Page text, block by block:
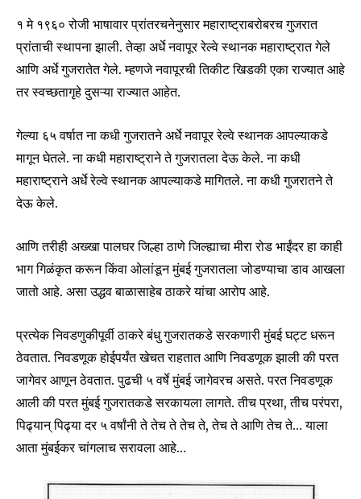
१ मे १९६० रोजी भाषावार प्रांतरचनेनुसार महाराष्ट्राबरोबरच गुजरात
प्रांताची स्थापना झाली. तेव्हा अर्धे नवापूर रेल्वे स्थानक महाराष्ट्रात गेले
आणि अर्धे गुजरातेत गेले. म्हणजे नवापूरची तिकीट खिडकी एका राज्यात आहे
तर स्वच्छतागृहे दुसऱ्या राज्यात आहेत.
गेल्या ६५ वर्षात ना कधी गुजरातने अर्धे नवापूर रेल्वे स्थानक आपल्याकडे
मागून घेतले. ना कधी महाराष्ट्राने ते गुजरातला देऊ केले. ना कधी
महाराष्ट्राने अर्धे रेल्वे स्थानक आपल्याकडे मागितले. ना कधी गुजरातने ते
देऊ केले.
आणि तरीही अख्खा पालघर जिल्हा ठाणे जिल्ह्याचा मीरा रोड भाईंदर हा काही
भाग गिळंकृत करून किंवा ओलांडून मुंबई गुजरातला जोडण्याचा डाव आखला
जातो आहे. असा उद्धव बाळासाहेब ठाकरे यांचा आरोप आहे.
प्रत्येक निवडणुकीपूर्वी ठाकरे बंधु गुजरातकडे सरकणारी मुंबई घट्ट धरून
ठेवतात. निवडणूक होईपर्यंत खेचत राहतात आणि निवडणूक झाली की परत
जागेवर आणून ठेवतात. पुढची ५ वर्षे मुंबई जागेवरच असते. परत निवडणूक
आली की परत मुंबई गुजरातकडे सरकायला लागते. तीच प्रथा, तीच परंपरा,
पिढ्यान् पिढ्या दर ५ वर्षांनी ते तेच ते तेच ते, तेच ते आणि तेच ते… याला
आता मुंबईकर चांगलाच सरावला आहे…